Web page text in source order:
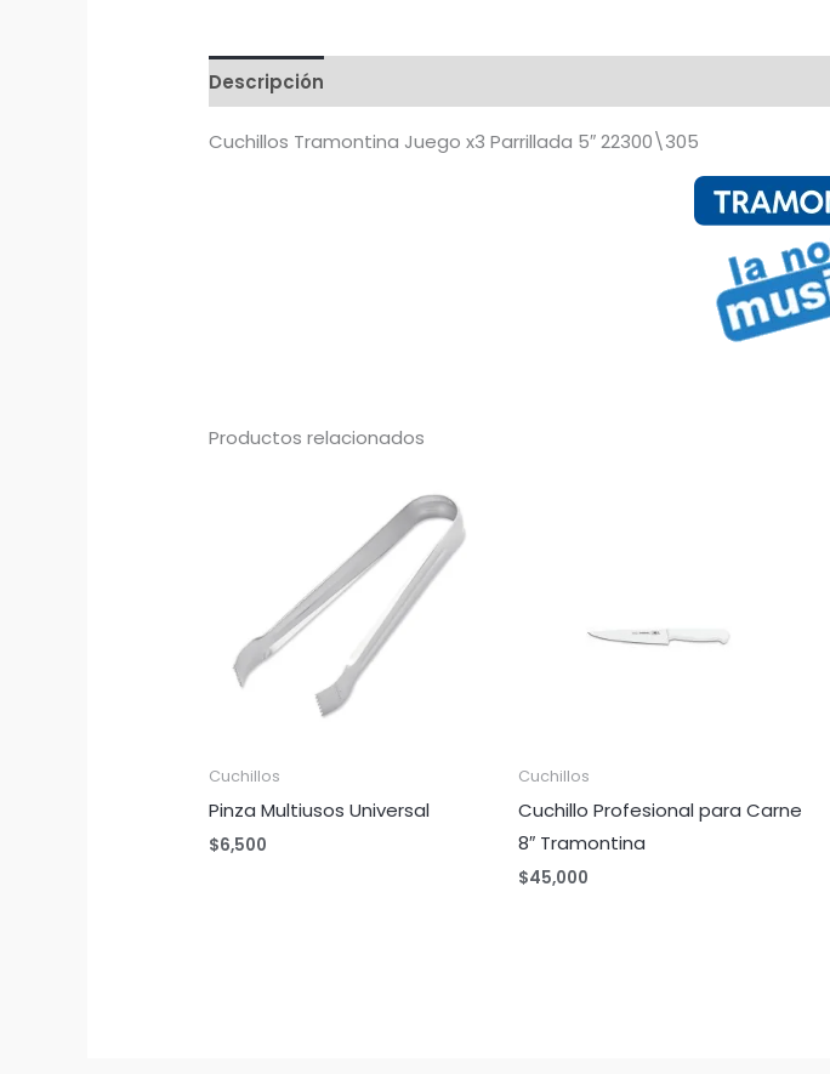
Descripción
Cuchillos Tramontina Juego x3 Parrillada 5″ 22300\305
Productos relacionados
Cuchillos
Pinza Multiusos Universal
$6,500
Cuchillos
Cuchillo Profesional para Carne
8″ Tramontina
$45,000